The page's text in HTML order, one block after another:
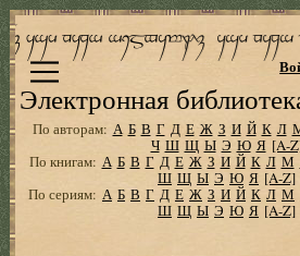
Электронная
По авторам: А Б В Г Д Е Ж З И Й К Л
Ч Ш Щ Ы Э Ю Я [A-
По книгам: А Б В Г Д Е Ж З И Й К Л М
Ш Щ Ы Э Ю Я [A-Z]
По сериям: А Б В Г Д Е Ж З И Й К Л М
Ш Щ Ы Э Ю Я [A-Z]